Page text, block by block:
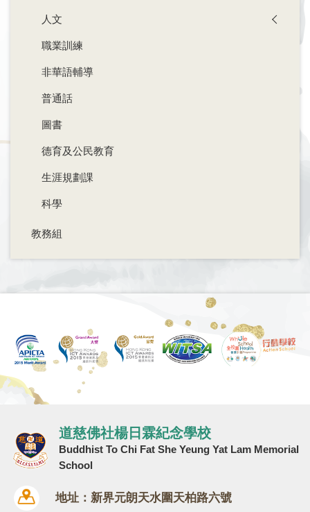
人文
職業訓練
非華語輔導
普通話
圖書
德育及公民教育
生涯規劃課
科學
教務組
道慈佛社楊日霖紀念學校
Buddhist To Chi Fat She Yeung Yat Lam Memorial
School
地址：新界元朗天水圍天柏路六號